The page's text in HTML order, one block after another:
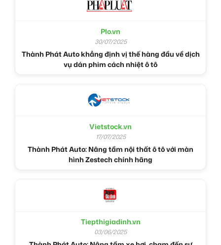
Plo.vn
30/07/2025
Thành Phát Auto khẳng định vị thế hàng đầu về dịch
vụ dán phim cách nhiệt ô tô
Vietstock.vn
17/07/2025
Thành Phát Auto: Nâng tầm nội thất ô tô với màn
hình Zestech chính hãng
Tiepthigiadinh.vn
03/06/2025